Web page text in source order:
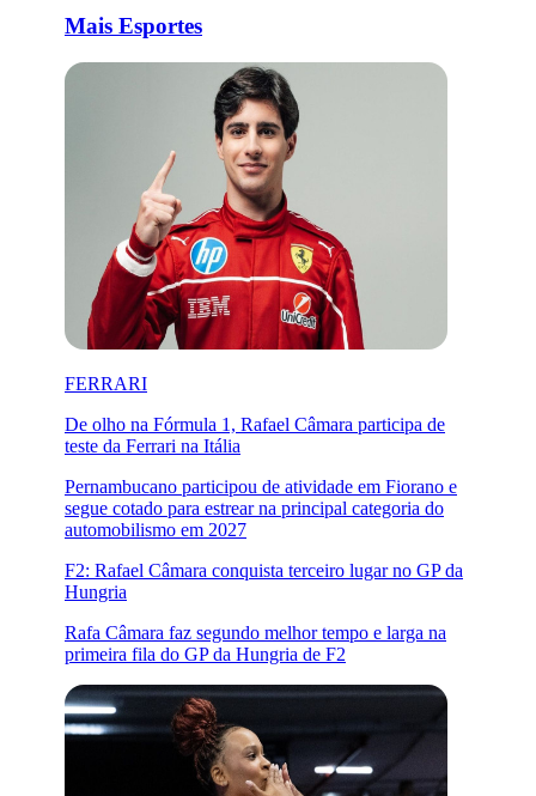
Mais Esportes
FERRARI
De olho na Fórmula 1, Rafael Câmara participa de
teste da Ferrari na Itália
Pernambucano participou de atividade em Fiorano e
segue cotado para estrear na principal categoria do
automobilismo em 2027
F2: Rafael Câmara conquista terceiro lugar no GP da
Hungria
Rafa Câmara faz segundo melhor tempo e larga na
primeira fila do GP da Hungria de F2